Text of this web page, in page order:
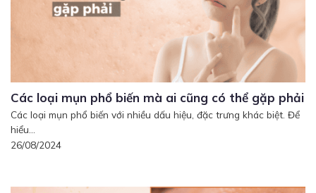
Các loại mụn phổ biến mà ai cũng có thể gặp phải
Các loại mụn phổ biến với nhiều dấu hiệu, đặc trưng khác biệt. Để
hiểu...
26/08/2024